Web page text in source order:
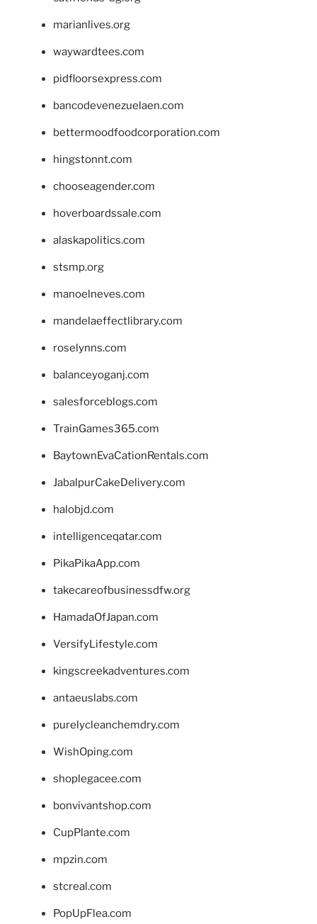
marianlives.org
waywardtees.com
pidfloorsexpress.com
bancodevenezuelaen.com
bettermoodfoodcorporation.com
hingstonnt.com
chooseagender.com
hoverboardssale.com
alaskapolitics.com
stsmp.org
manoelneves.com
mandelaeffectlibrary.com
roselynns.com
balanceyoganj.com
salesforceblogs.com
TrainGames365.com
BaytownEvaCationRentals.com
JabalpurCakeDelivery.com
halobjd.com
intelligenceqatar.com
PikaPikaApp.com
takecareofbusinessdfw.org
HamadaOfJapan.com
VersifyLifestyle.com
kingscreekadventures.com
antaeuslabs.com
purelycleanchemdry.com
WishOping.com
shoplegacee.com
bonvivantshop.com
CupPlante.com
mpzin.com
stcreal.com
PopUpFlea.com